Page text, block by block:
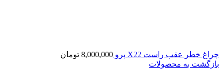
چراغ خطر عقب راست X22 پرو 8,000,000 تومان
بازگشت به محصولات